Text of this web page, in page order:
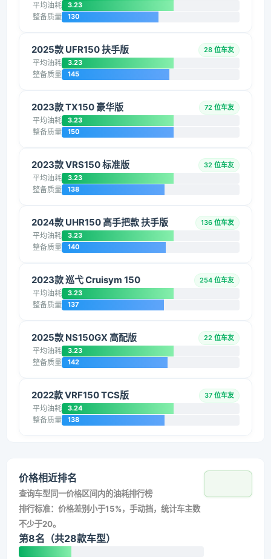
平均油耗 3.23
整备质量 130
2025款 UFR150 扶手版 28 位车友
平均油耗 3.23
整备质量 145
2023款 TX150 豪华版 72 位车友
平均油耗 3.23
整备质量 150
2023款 VRS150 标准版 32 位车友
平均油耗 3.23
整备质量 138
2024款 UHR150 高手把款 扶手版 136 位车友
平均油耗 3.23
整备质量 140
2023款 巡弋 Cruisym 150 254 位车友
平均油耗 3.23
整备质量 137
2025款 NS150GX 高配版 22 位车友
平均油耗 3.23
整备质量 142
2022款 VRF150 TCS版 37 位车友
平均油耗 3.24
整备质量 138
价格相近排名
查询车型同一价格区间内的油耗排行榜
排行标准：价格差别小于15%，手动挡，统计车主数
不少于20。
第8名（共28款车型）